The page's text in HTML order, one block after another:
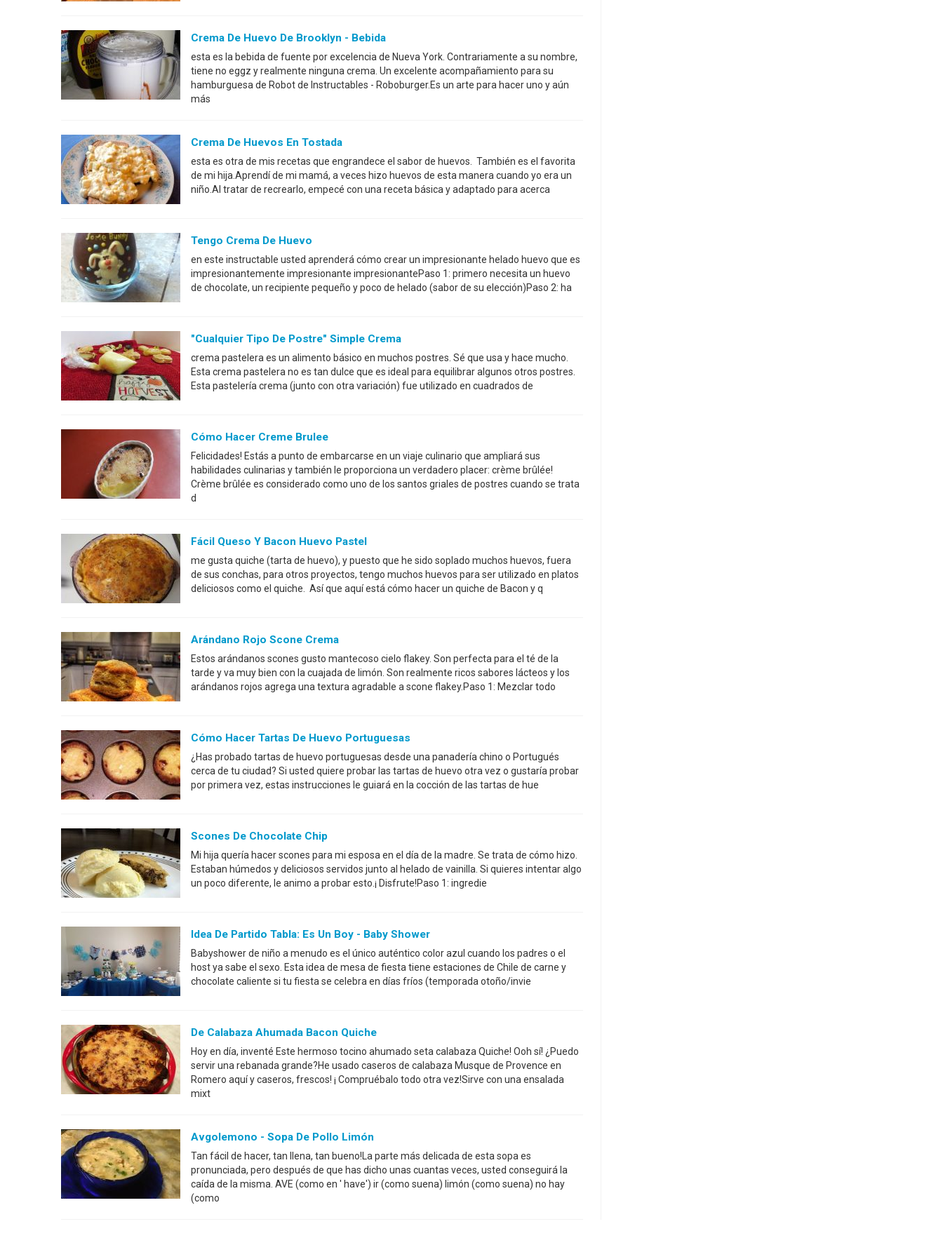
Crema De Huevo De Brooklyn - Bebida
esta es la bebida de fuente por excelencia de Nueva York. Contrariamente a su nombre,
tiene no eggz y realmente ninguna crema. Un excelente acompañamiento para su
hamburguesa de Robot de Instructables - Roboburger.Es un arte para hacer uno y aún
más
Crema De Huevos En Tostada
esta es otra de mis recetas que engrandece el sabor de huevos. También es el favorita
de mi hija.Aprendí de mi mamá, a veces hizo huevos de esta manera cuando yo era un
niño.Al tratar de recrearlo, empecé con una receta básica y adaptado para acerca
Tengo Crema De Huevo
en este instructable usted aprenderá cómo crear un impresionante helado huevo que es
impresionantemente impresionante impresionantePaso 1: primero necesita un huevo
de chocolate, un recipiente pequeño y poco de helado (sabor de su elección)Paso 2: ha
"Cualquier Tipo De Postre" Simple Crema
crema pastelera es un alimento básico en muchos postres. Sé que usa y hace mucho.
Esta crema pastelera no es tan dulce que es ideal para equilibrar algunos otros postres.
Esta pastelería crema (junto con otra variación) fue utilizado en cuadrados de
Cómo Hacer Creme Brulee
Felicidades! Estás a punto de embarcarse en un viaje culinario que ampliará sus
habilidades culinarias y también le proporciona un verdadero placer: crème brûlée!
Crème brûlée es considerado como uno de los santos griales de postres cuando se trata
d
Fácil Queso Y Bacon Huevo Pastel
me gusta quiche (tarta de huevo), y puesto que he sido soplado muchos huevos, fuera
de sus conchas, para otros proyectos, tengo muchos huevos para ser utilizado en platos
deliciosos como el quiche. Así que aquí está cómo hacer un quiche de Bacon y q
Arándano Rojo Scone Crema
Estos arándanos scones gusto mantecoso cielo flakey. Son perfecta para el té de la
tarde y va muy bien con la cuajada de limón. Son realmente ricos sabores lácteos y los
arándanos rojos agrega una textura agradable a scone flakey.Paso 1: Mezclar todo
Cómo Hacer Tartas De Huevo Portuguesas
¿Has probado tartas de huevo portuguesas desde una panadería chino o Portugués
cerca de tu ciudad? Si usted quiere probar las tartas de huevo otra vez o gustaría probar
por primera vez, estas instrucciones le guiará en la cocción de las tartas de hue
Scones De Chocolate Chip
Mi hija quería hacer scones para mi esposa en el día de la madre. Se trata de cómo hizo.
Estaban húmedos y deliciosos servidos junto al helado de vainilla. Si quieres intentar algo
un poco diferente, le animo a probar esto.¡ Disfrute!Paso 1: ingredie
Idea De Partido Tabla: Es Un Boy - Baby Shower
Babyshower de niño a menudo es el único auténtico color azul cuando los padres o el
host ya sabe el sexo. Esta idea de mesa de fiesta tiene estaciones de Chile de carne y
chocolate caliente si tu fiesta se celebra en días fríos (temporada otoño/invie
De Calabaza Ahumada Bacon Quiche
Hoy en día, inventé Este hermoso tocino ahumado seta calabaza Quiche! Ooh sí! ¿Puedo
servir una rebanada grande?He usado caseros de calabaza Musque de Provence en
Romero aquí y caseros, frescos! ¡ Compruébalo todo otra vez!Sirve con una ensalada
mixt
Avgolemono - Sopa De Pollo Limón
Tan fácil de hacer, tan llena, tan bueno!La parte más delicada de esta sopa es
pronunciada, pero después de que has dicho unas cuantas veces, usted conseguirá la
caída de la misma. AVE (como en ' have') ir (como suena) limón (como suena) no hay
(como